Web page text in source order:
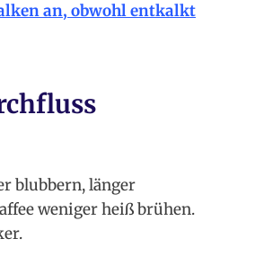
an, obwohl entkalkt
blubbern, länger
weniger heiß brühen.